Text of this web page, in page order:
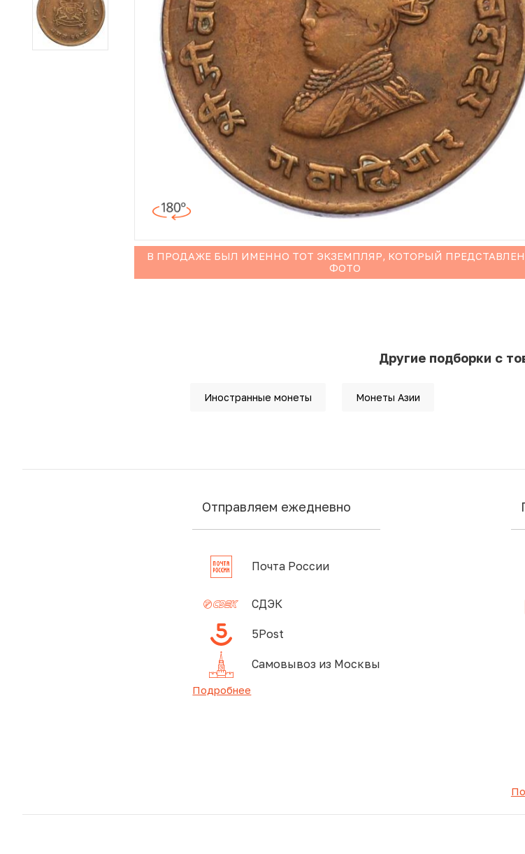
Иностранные монеты
Неофициальные выпуски монет (Unusual)
Античные и средневековые монеты
В ПРОДАЖЕ БЫЛ ИМЕННО ТОТ ЭКЗЕМПЛЯР, КОТОРЫЙ
ФОТО
Другие подборки с
Иностранные монеты Монеты Азии
Отправляем ежедневно
Почта России
СДЭК
5Post
Самовывоз из Москвы
Подробнее